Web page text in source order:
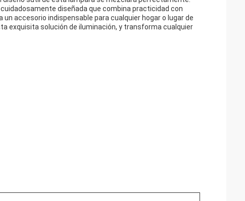
diseñada que combina practicidad con
accesorio indispensable para cualquier hogar o lugar de
exquisita solución de iluminación, y transforma cualquier